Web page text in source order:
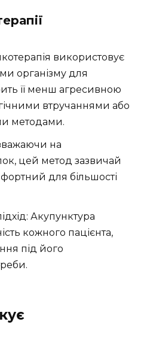
використовує
організму для
її менш агресивною
втручаннями або
методами.
на
цей метод зазвичай
для більшості
Акупунктура
кожного пацієнта,
під його